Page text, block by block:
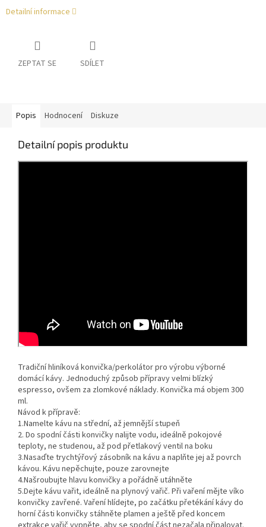
Detailní informace
ZEPTAT SE SDÍLET
Popis Hodnocení Diskuze
Detailní popis produktu
Tradiční hliníková konvička/perkolátor pro výrobu výborné
domácí kávy. Jednoduchý způsob přípravy velmi blízký
espresso, ovšem za zlomkové náklady. Konvička má objem 300
ml.
Návod k přípravě:
1.Namelte kávu na střední, až jemnější stupeň
2. Do spodní části konvičky nalijte vodu, ideálně pokojové
teploty, ne studenou, až pod přetlakový ventil na boku
3.Nasaďte trychtýřový zásobník na kávu a naplňte jej až povrch
kávou. Kávu nepěchujte, pouze zarovnejte
4.Našroubujte hlavu konvičky a pořádně utáhněte
5.Dejte kávu vařit, ideálně na plynový vařič. Při vaření mějte víko
konvičky zavřené. Vaření hlídejte, po začátku přetékání kávy do
horní části konvičky stáhněte plamen a ještě před koncem